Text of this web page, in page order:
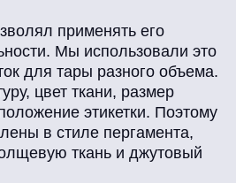
применять его
Мы использовали это
для тары разного объема.
цвет ткани, размер
этикетки. Поэтому
в стиле пергамента,
ткань и джутовый